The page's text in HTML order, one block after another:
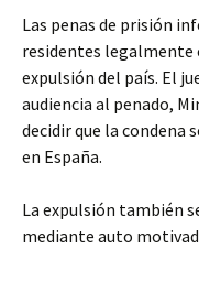
Las penas de prisión
residentes legalmente
expulsión del país. El
audiencia al penado,
decidir que la condena
en España.
La expulsión también
mediante auto